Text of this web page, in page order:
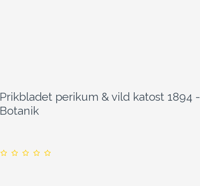
Prikbladet perikum & vild katost 1894 -
Botanik